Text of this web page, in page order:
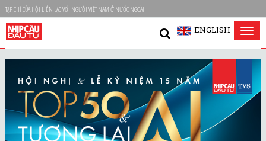
TẠP CHÍ CỦA HỘI LIÊN LẠC VỚI NGƯỜI VIỆT NAM Ở NƯỚC NGOÀI
ENGLISH